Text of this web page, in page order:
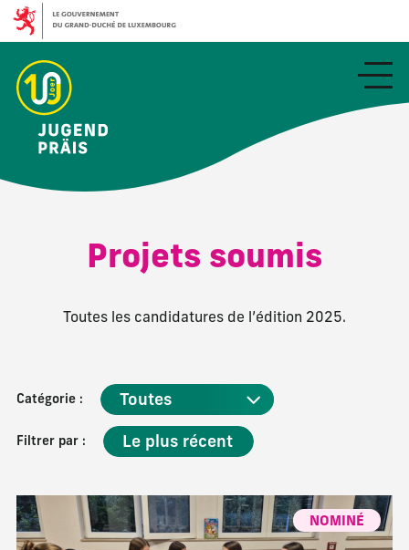
Projets soumis
Toutes les candidatures de l’édition 2025.
Catégorie :
Filtrer par :
NOMINÉ